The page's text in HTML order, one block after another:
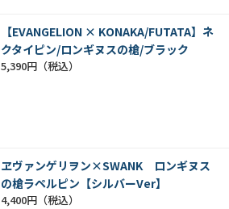
【EVANGELION × KONAKA/FUTATA】ネ
クタイピン/ロンギヌスの槍/ブラック
5,390円
ヱヴァンゲリヲン×SWANK ロンギヌス
の槍ラペルピン【シルバーVer】
4,400円